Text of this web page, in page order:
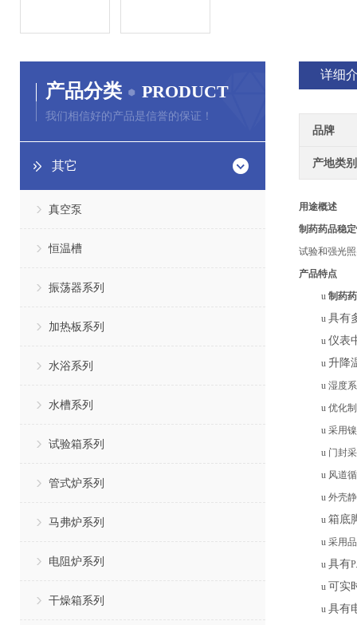
产品分类 PRODUCT
我们相信好的产品是信誉的保证！
其它
真空泵
恒温槽
振荡器系列
加热板系列
水浴系列
水槽系列
试验箱系列
管式炉系列
马弗炉系列
电阻炉系列
干燥箱系列
详细
品牌
产地类别
用途概述
制药药品稳
试验和强光
产品特点
u 制药
u 具有
u 仪表
u 升降
u 湿度
u 优化
u 采用
u 门封
u 风道
u 外壳
u 箱底
u 采用
u 具有
u 可实
u 具有